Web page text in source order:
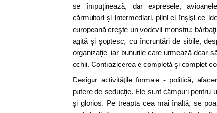
se împuţinează, dar expresele,
cârmuitori şi intermediari, plini ei înşişi de
europeană creşte un vodevil monstru:
agită şi şoptesc, cu încruntări de sibile,
organizaţie, iar bunurile care urmează doar
ochii. Contrazicerea e completă şi complet
Desigur activităţile formale - politică,
putere de seducţie. Ele sunt câmpuri pentru
şi glorios. Pe treapta cea mai înaltă, se